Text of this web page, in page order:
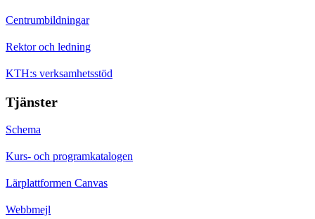
Centrumbildningar
Rektor och ledning
KTH:s verksamhetsstöd
Tjänster
Schema
Kurs- och programkatalogen
Lärplattformen Canvas
Webbmejl